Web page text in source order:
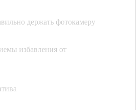
держать фотокамеру
избавления от